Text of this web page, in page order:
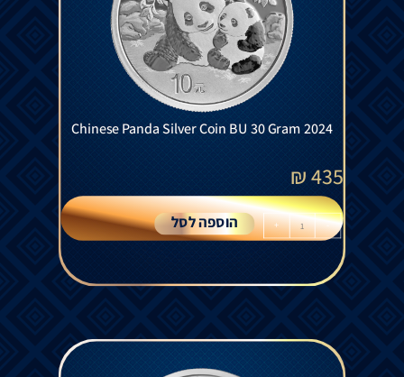
Chinese Panda Silver Coin BU 30 Gram 2024
435
₪
-
+ הוספה לסל